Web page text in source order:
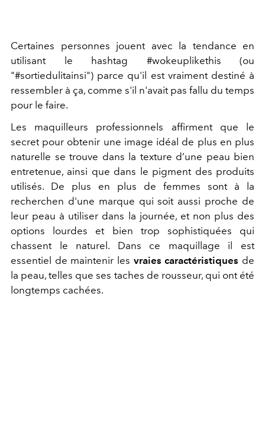
Certaines personnes jouent avec la tendance en
utilisant le hashtag #wokeuplikethis (ou
"#sortiedulitainsi") parce qu'il est vraiment destiné à
ressembler à ça, comme s'il n'avait pas fallu du temps
pour le faire.
Les maquilleurs professionnels affirment que le
secret pour obtenir une image idéal de plus en plus
naturelle se trouve dans la texture d’une peau bien
entretenue, ainsi que dans le pigment des produits
utilisés. De plus en plus de femmes sont à la
recherchen d'une marque qui soit aussi proche de
leur peau à utiliser dans la journée, et non plus des
options lourdes et bien trop sophistiquées qui
chassent le naturel. Dans ce maquillage il est
essentiel de maintenir les vraies caractéristiques de
la peau, telles que ses taches de rousseur, qui ont été
longtemps cachées.